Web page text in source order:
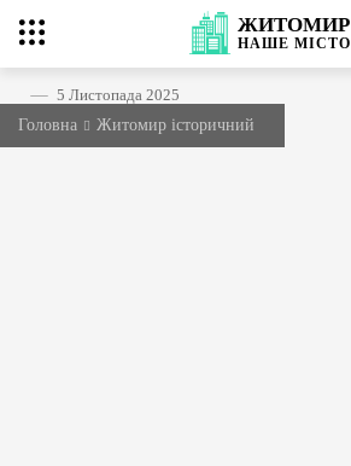
ЖИТОМИР
НАШЕМІСТО
5 Листопада 2025
Головна
Житомир історичний